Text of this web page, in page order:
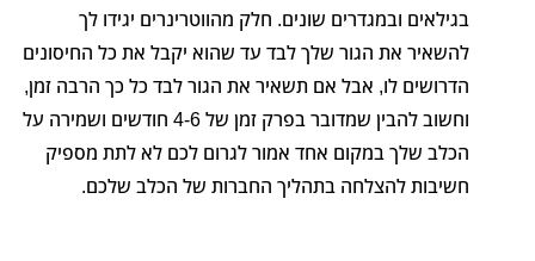
בגילאים ובמגדרים שונים. חלק מהווטרינרים יגידו לך
להשאיר את הגור שלך לבד עד שהוא יקבל את כל החיסונים
הדרושים לו, אבל אם תשאיר את הגור לבד כל כך הרבה זמן,
וחשוב להבין שמדובר בפרק זמן של 4-6 חודשים ושמירה על
הכלב שלך במקום אחד אמור לגרום לכם לא לתת מספיק
חשיבות להצלחה בתהליך החברות של הכלב שלכם.